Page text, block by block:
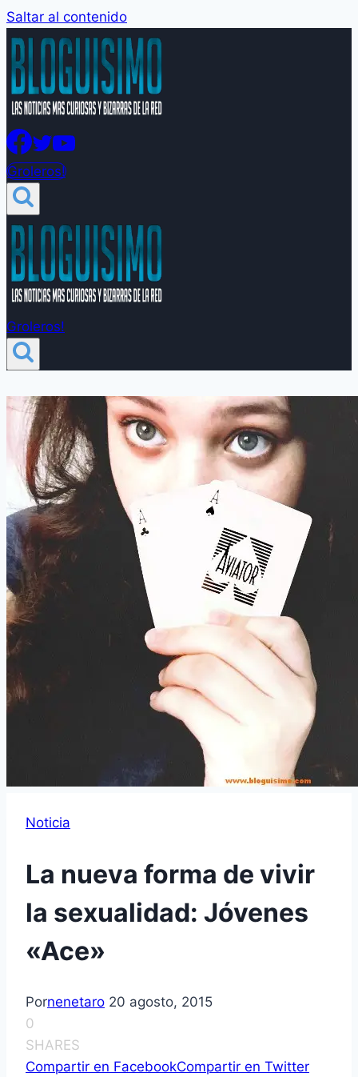
Saltar al contenido
Groleros!
Groleros!
Noticia
La nueva forma de vivir
la sexualidad: Jóvenes
«Ace»
Pornenetaro 20 agosto, 2015
0
SHARES
Compartir en FacebookCompartir en Twitter